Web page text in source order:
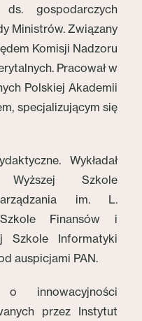
gospodarczych
Ministrów. Związany
Komisji Nadzoru
Pracował w
Polskiej Akademii
specjalizującym się
Wykładał
Szkole
im. L.
Finansów i
Szkole Informatyki
auspicjami PAN.
o innowacyjności
przez Instytut